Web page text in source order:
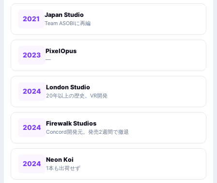
2021 Japan Studio
Team ASOBIに再編
2023 PixelOpus
—
2024 London Studio
20年以上の歴史。VR開発
2024 Firewalk Studios
Concord開発元。発売2週間で撤退
2024 Neon Koi
1本も出荷せず